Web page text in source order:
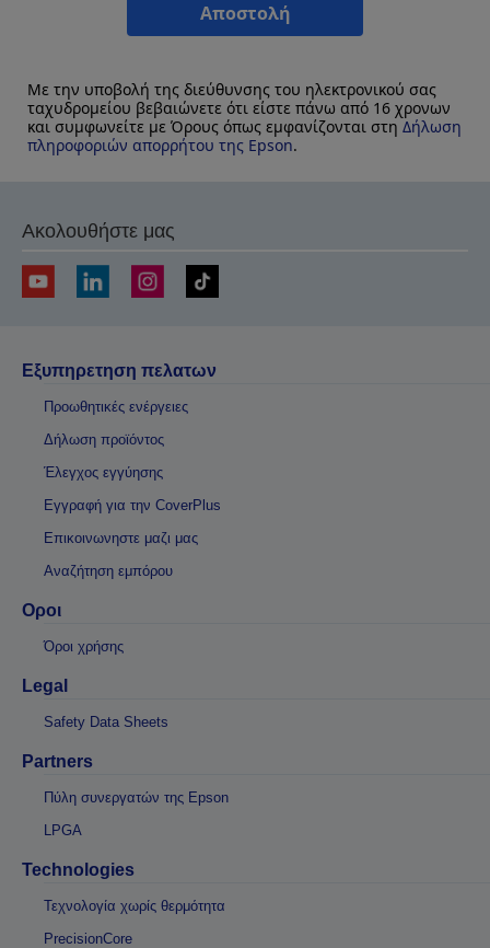
Αποστολή
Με την υποβολή της διεύθυνσης του ηλεκτρονικού σας
ταχυδρομείου βεβαιώνετε ότι είστε πάνω από 16 χρονων
και συμφωνείτε με Όρους όπως εμφανίζονται στη Δήλωση
πληροφοριών απορρήτου της Epson.
Ακολουθήστε μας
Εξυπηρετηση πελατων
Προωθητικές ενέργειες
Δήλωση προϊόντος
Έλεγχος εγγύησης
Εγγραφή για την CoverPlus
Επικοινωνηστε μαζι μας
Αναζήτηση εμπόρου
Οροι
Όροι χρήσης
Legal
Safety Data Sheets
Partners
Πύλη συνεργατών της Epson
LPGA
Technologies
Τεχνολογία χωρίς θερμότητα
PrecisionCore